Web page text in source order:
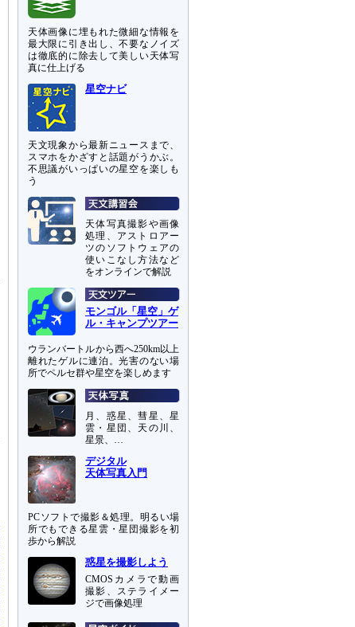
天体画像に埋もれた微細な情報を
最大限に引き出し、不要なノイズ
は徹底的に除去して美しい天体写
真に仕上げる
星空ナビ
天文現象から最新ニュースまで、
スマホをかざすと話題がうかぶ。
不思議がいっぱいの星空を楽しも
う
天体写真撮影や画像
処理、アストロアー
ツのソフトウェアの
使いこなし方法など
をオンラインで解説
モンゴル「星空」ゲ
ル・キャンプツアー
ウランバートルから西へ250km以上
離れたゲルに連泊。光害のない場
所でペルセ群や星空を楽しめます
月、惑星、彗星、星
雲・星団、天の川、
星景、…
デジタル
天体写真入門
PCソフトで撮影＆処理。明るい場
所でもできる星雲・星団撮影を初
歩から解説
惑星を撮影しよう
CMOSカメラで動画
撮影、ステライメー
ジで画像処理